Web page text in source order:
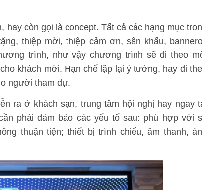
còn gọi là concept. Tất cả các hạng mục
thiệp mời, thiệp cảm ơn, sân khấu,
trình, như vậy chương trình sẽ đi theo
khách mời. Hạn chế lặp lại ý tưởng, hay đi
người tham dự.
ra ở khách sạn, trung tâm hội nghị hay ngay
phải đảm bảo các yếu tố sau: phù hợp với
thuận tiện; thiết bị trình chiếu, âm thanh,